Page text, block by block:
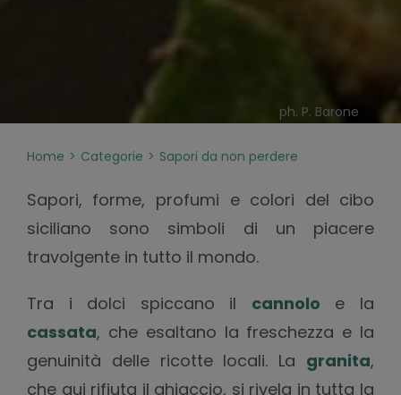
ph. P. Barone
Home Categorie Sapori da non perdere
Sapori, forme, profumi e colori del cibo
siciliano sono simboli di un piacere
travolgente in tutto il mondo.
Tra i dolci spiccano il cannolo e la
cassata, che esaltano la freschezza e la
genuinità delle ricotte locali. La granita,
che qui rifiuta il ghiaccio, si rivela in tutta la